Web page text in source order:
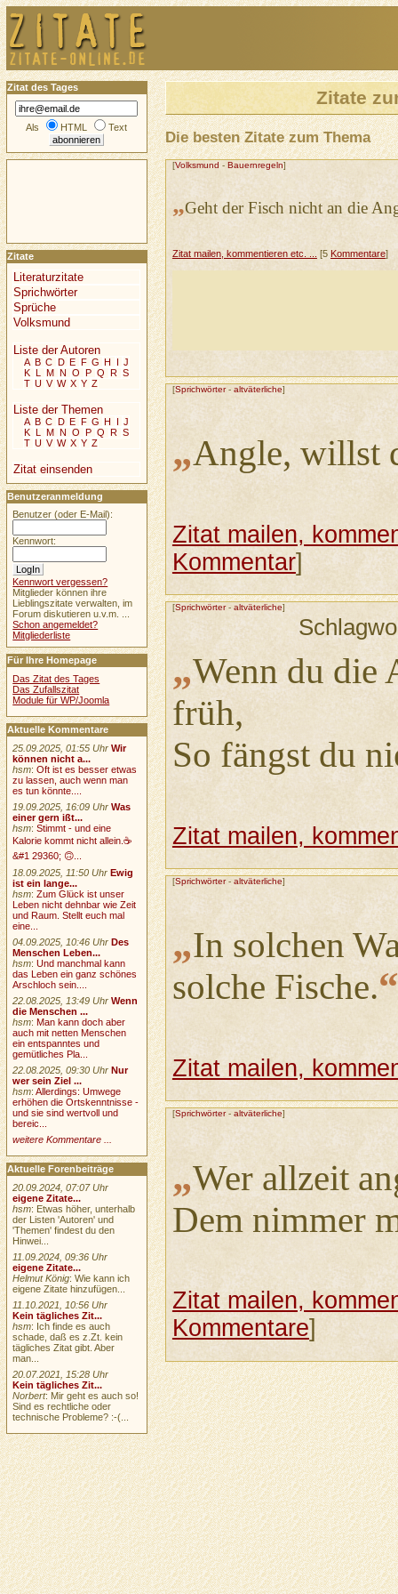
Zitate
Die besten Zitate zum Thema
[Volksmund - Bauernregeln]
„Geht der Fisch nicht an die
Zitat mailen, kommentieren etc. ... [5 Kommentare]
[Sprichwörter- altväterliche]
„Angle, willst
Zitat mailen,
Kommentar]
[Sprichwörter- altväterliche]
„Wenn du die
früh,
So fängst du
Zitat mailen,
[Sprichwörter- altväterliche]
„In solchen
solche Fische.“
Zitat mailen,
[Sprichwörter- altväterliche]
„Wer allzeit
Dem nimmer
Zitat mailen,
Kommentare]
Zitat des Tages
Als HTML Text
Zitate
Literaturzitate
Sprichwörter
Sprüche
Volksmund
Liste der Autoren
A B C D E F G H I J
K L M N O P Q R S
T U V W X Y Z
Liste der Themen
A B C D E F G H I J
K L M N O P Q R S
T U V W X Y Z
Zitat einsenden
Benutzeranmeldung
Benutzer (oder E-Mail):
Kennwort:
Kennwort vergessen?
Mitglieder können ihre
Lieblingszitate verwalten, im
Forum diskutieren u.v.m. ...
Schon angemeldet?
Mitgliederliste
Für Ihre Homepage
Das Zitat des Tages
Das Zufallszitat
Module für WP/Joomla
Aktuelle Kommentare
25.09.2025, 01:55 Uhr Wir
können nicht a...
hsm:Oft ist es besser etwas
zu lassen, auch wenn man
es tun könnte....
19.09.2025, 16:09 Uhr Was
einer gern ißt...
hsm:Stimmt - und eine
Kalorie kommt nicht allein.☕
&#1 29360; 🙃...
18.09.2025, 11:50 Uhr Ewig
ist ein lange...
hsm:Zum Glück ist unser
Leben nicht dehnbar wie Zeit
und Raum. Stellt euch mal
eine...
04.09.2025, 10:46 Uhr Des
Menschen Leben...
hsm:Und manchmal kann
das Leben ein ganz schönes
Arschloch sein....
22.08.2025, 13:49 Uhr Wenn
die Menschen ...
hsm:Man kann doch aber
auch mit netten Menschen
ein entspanntes und
gemütliches Pla...
22.08.2025, 09:30 Uhr Nur
wer sein Ziel ...
hsm:Allerdings: Umwege
erhöhen die Ortskenntnisse -
und sie sind wertvoll und
bereic...
weitere Kommentare ...
Aktuelle Forenbeiträge
20.09.2024, 07:07 Uhr
eigene Zitate...
hsm: Etwas höher, unterhalb
der Listen 'Autoren' und
'Themen' findest du den
Hinwei...
11.09.2024, 09:36 Uhr
eigene Zitate...
Helmut König: Wie kann ich
eigene Zitate hinzufügen...
11.10.2021, 10:56 Uhr
Kein tägliches Zit...
hsm: Ich finde es auch
schade, daß es z.Zt. kein
tägliches Zitat gibt. Aber
man...
20.07.2021, 15:28 Uhr
Kein tägliches Zit...
Norbert: Mir geht es auch so!
Sind es rechtliche oder
technische Probleme? :-(...